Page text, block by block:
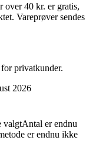
over 40 kr. er gratis,
Vareprøver sendes
privatkunder.
2026
valgtAntal er endnu
er endnu ikke